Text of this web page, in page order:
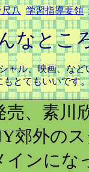
八 学習指導要領
なとこ
ャル、映画、な
もとてもいいです
売、素川
郊外の
インにな